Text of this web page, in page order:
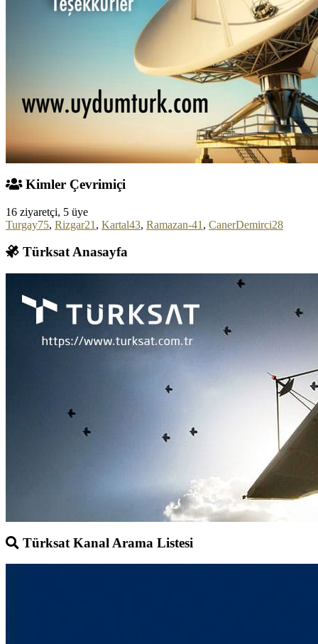
Kimler Çevrimiçi
16 ziyaretçi, 5 üye
Turgay75, Rizgar21 , Kartal43, Ramazan-41 , CanerDemirci28
Türksat Anasayfa
Türksat Kanal Arama Listesi